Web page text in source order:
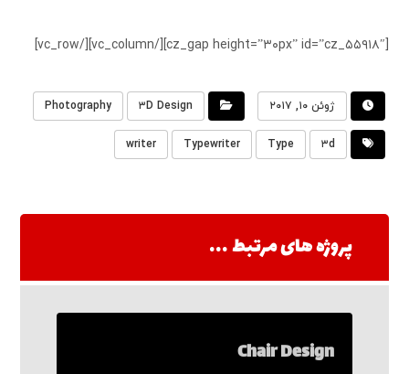
[cz_gap height=”۳۰px” id=”cz_۵۵۹۱۸″][/vc_column][/vc_row]
ژوئن ۱۰, ۲۰۱۷ ۳D Design Photography
۳d Type
Typewriter
writer
پروژه های مرتبط ...
Chair Design